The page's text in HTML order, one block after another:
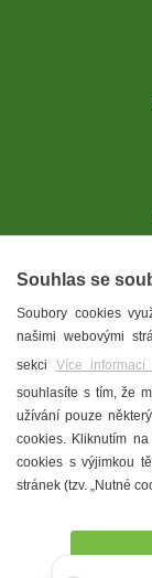
Souhlas se
Soubory cookies
našimi webovými
sekci Více
souhlasíte s tím, že
užívání pouze
cookies. Kliknutím
cookies s výjimkou
stránek (tzv. „Nutné